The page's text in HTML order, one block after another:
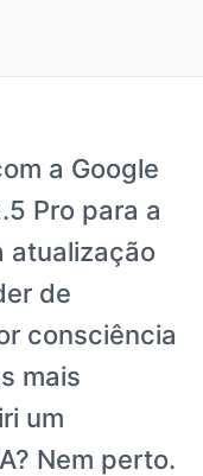
a Google
Pro para a
atualização
de
consciência
mais
um
Nem perto.